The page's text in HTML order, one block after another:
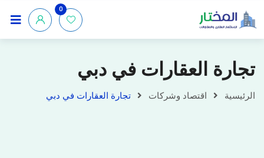
0
تجارة العقارات في دبي
الرئيسية اقتصاد وشركات تجارة العقارات في دبي